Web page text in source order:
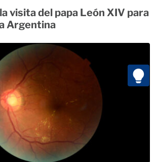
visita del papa León XIV para
Argentina